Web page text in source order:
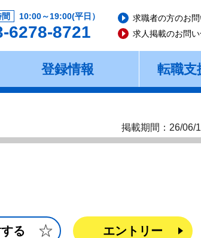
10:00～19:00(平日）
6278-8721
求職者の方のお
求人掲載のお問
登録情報 転職支
掲載期間：26/
る エントリー